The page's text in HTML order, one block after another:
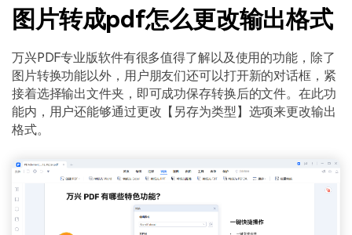
图片转成pdf怎么更改输出格式
万兴PDF专业版软件有很多值得了解以及使用的功能，除了
图片转换功能以外，用户朋友们还可以打开新的对话框，紧
接着选择输出文件夹，即可成功保存转换后的文件。在此功
能内，用户还能够通过更改【另存为类型】选项来更改输出
格式。